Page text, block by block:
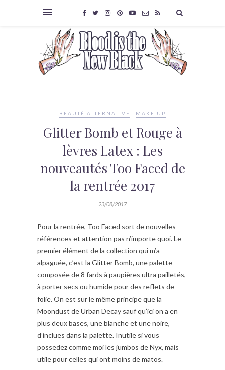
BEAUTÉ ALTERNATIVE MAKE UP
Glitter Bomb et Rouge à
lèvres Latex : Les
nouveautés Too Faced de
la rentrée 2017
23/08/2017
Pour la rentrée, Too Faced sort de nouvelles
références et attention pas n’importe quoi. Le
premier élément de la collection qui m’a
alpaguée, c’est la Glitter Bomb, une palette
composée de 8 fards à paupières ultra pailletés,
à porter secs ou humide pour des reflets de
folie. On est sur le même principe que la
Moondust de Urban Decay sauf qu’ici on a en
plus deux bases, une blanche et une noire,
d’inclues dans la palette. Inutile si vous
possedez comme moi les jumbos de Nyx, mais
utile pour celles qui ont moins de matos.